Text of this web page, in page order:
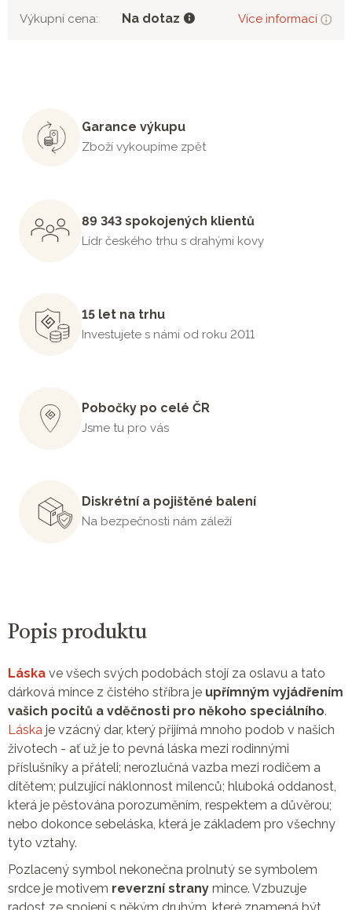
Výkupní cena: Na dotaz Více informací
Garance výkupu
Zboží vykoupíme zpět
89 343 spokojených klientů
Lídr českého trhu s drahými kovy
15 let na trhu
Investujete s námi od roku 2011
Pobočky po celé ČR
Jsme tu pro vás
Diskrétní a pojištěné balení
Na bezpečnosti nám záleží
Popis produktu
Láska ve všech svých podobách stojí za oslavu a tato
dárková mince z čistého stříbra je upřímným vyjádřením
vašich pocitů a vděčnosti pro někoho speciálního.
Láska je vzácný dar, který přijímá mnoho podob v našich
životech - ať už je to pevná láska mezi rodinnými
příslušníky a přáteli; nerozlučná vazba mezi rodičem a
dítětem; pulzující náklonnost milenců; hluboká oddanost,
která je pěstována porozuměním, respektem a důvěrou;
nebo dokonce sebeláska, která je základem pro všechny
tyto vztahy.
Pozlacený symbol nekonečna prolnutý se symbolem
srdce je motivem reverzní strany mince. Vzbuzuje